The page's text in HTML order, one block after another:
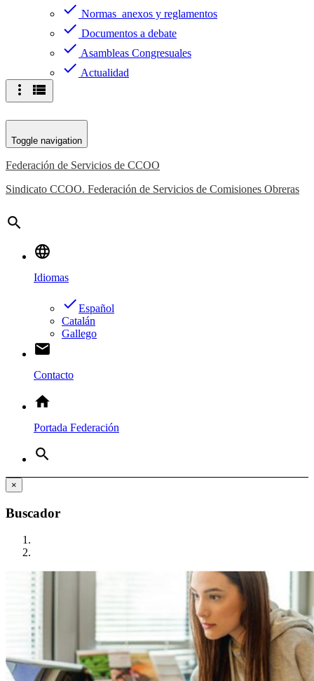
check Normas anexos y reglamentos
check Documentos a debate
check Asambleas Congresuales
check Actualidad
more_vert view_list
Toggle navigation
Federación de Servicios de CCOO
Sindicato CCOO. Federación de Servicios de Comisiones Obreras
search
language
Idiomas
doneEspañol
Catalán
Gallego
email
Contacto
home
Portada Federación
search
×
Buscador